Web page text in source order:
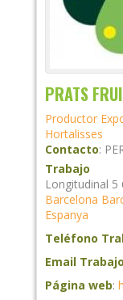
PRATS
Productor
Hortalisses
Contacto:
Trabajo
Longitudinal 5
Barcelona
Espanya
Teléfono
Email Trabajo
Página web: